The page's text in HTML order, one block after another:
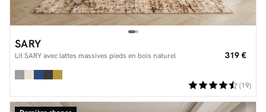
SARY
Lit SARY avec lattes massives pieds en bois naturel 319 €
(19)